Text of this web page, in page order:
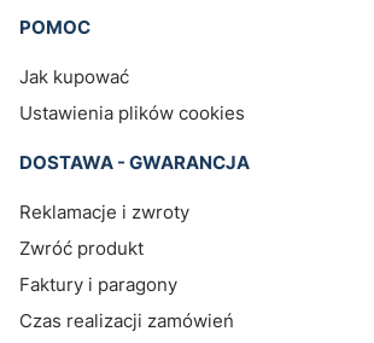
Linki w stopce
POMOC
Jak kupować
Ustawienia plików cookies
DOSTAWA - GWARANCJA
Reklamacje i zwroty
Zwróć produkt
Faktury i paragony
Czas realizacji zamówień